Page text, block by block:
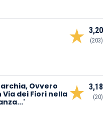
3,20
(203)
3,18
(20)
Ovvero
dei Fiori nella